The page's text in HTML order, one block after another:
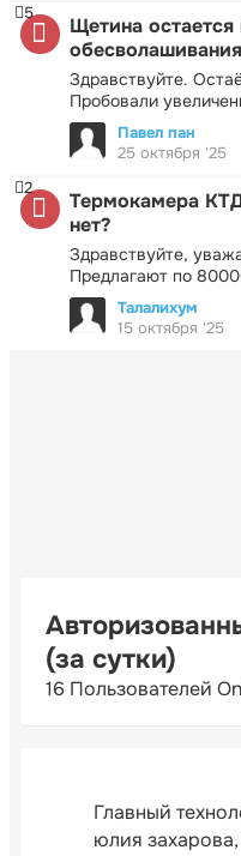
Щетина
обесволашивания
Здравствуйте.
Пробовали
5
Павел пан
25 октября '25
Термокамера
нет?
Здравствуйте,
Предлагают по
2
Талалихум
15 октября '25
(за сутки)
16 Пользователей
Главный
юлия захарова